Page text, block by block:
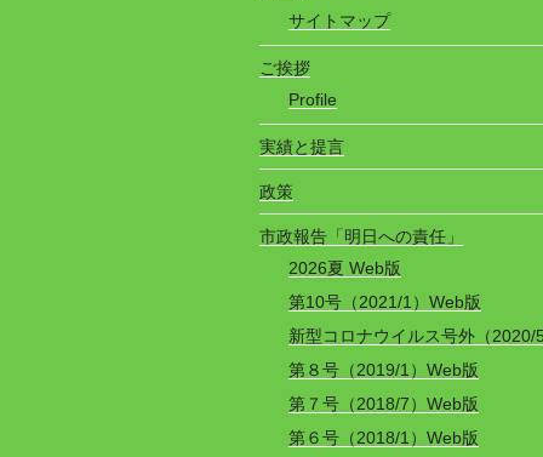
サイトマップ
ご挨拶
Profile
実績と提言
政策
市政報告「明日への責任」
2026夏 Web版
第10号（2021/1）Web版
新型コロナウイルス号外（2020/
第８号（2019/1）Web版
第７号（2018/7）Web版
第６号（2018/1）Web版